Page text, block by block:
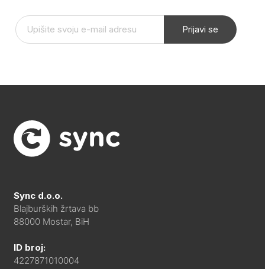
Prijavi se
Sync d.o.o.
Blajburških žrtava bb
88000 Mostar, BiH
ID broj:
4227871010004